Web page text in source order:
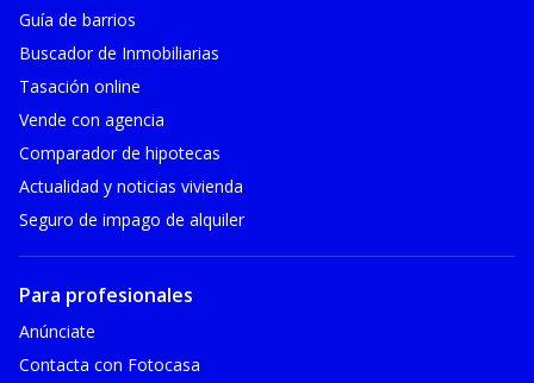
Guía de barrios
Buscador de Inmobiliarias
Tasación online
Vende con agencia
Comparador de hipotecas
Actualidad y noticias vivienda
Seguro de impago de alquiler
Para profesionales
Anúnciate
Contacta con Fotocasa